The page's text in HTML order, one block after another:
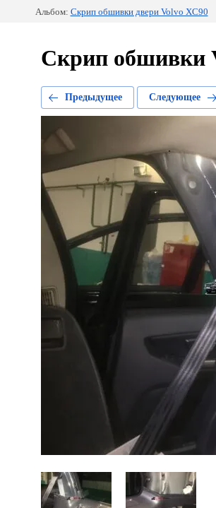
Альбом: Скрип обшивки двери Volvo XC90
Скрип обшивки
Предыдущее Следующее